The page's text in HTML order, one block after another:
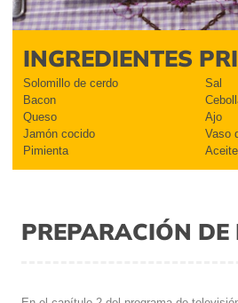
INGREDIENTES
Solomillo de cerdo
Bacon
Queso
Jamón cocido
Pimienta
Sal
Ajo
Vaso
Aceite
PREPARACIÓN DE